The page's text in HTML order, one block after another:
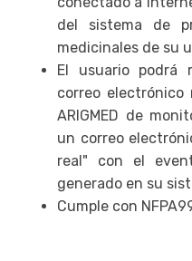
del sistema de
medicinales de su
El usuario podrá
correo
ARIGMED de
un correo
real" con el
generado en su
Cumple con